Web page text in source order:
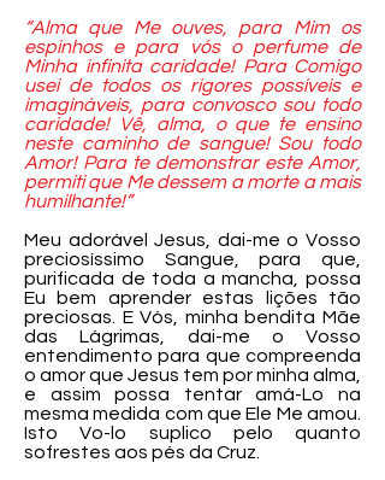
“Alma que Me ouves, para Mim os
espinhos e para vós o perfume de
Minha infinita caridade! Para Comigo
usei de todos os rigores possíveis e
imagináveis, para convosco sou todo
caridade! Vê, alma, o que te ensino
neste caminho de sangue! Sou todo
Amor! Para te demonstrar este Amor,
permiti que Me dessem a morte a mais
humilhante!”
Meu adorável Jesus, dai-me o Vosso
preciosíssimo Sangue, para que,
purificada de toda a mancha, possa
Eu bem aprender estas lições tão
preciosas. E Vós, minha bendita Mãe
das Lágrimas, dai-me o Vosso
entendimento para que compreenda
o amor que Jesus tem por minha alma,
e assim possa tentar amá-Lo na
mesma medida com que Ele Me amou.
Isto Vo-lo suplico pelo quanto
sofrestes aos pés da Cruz.